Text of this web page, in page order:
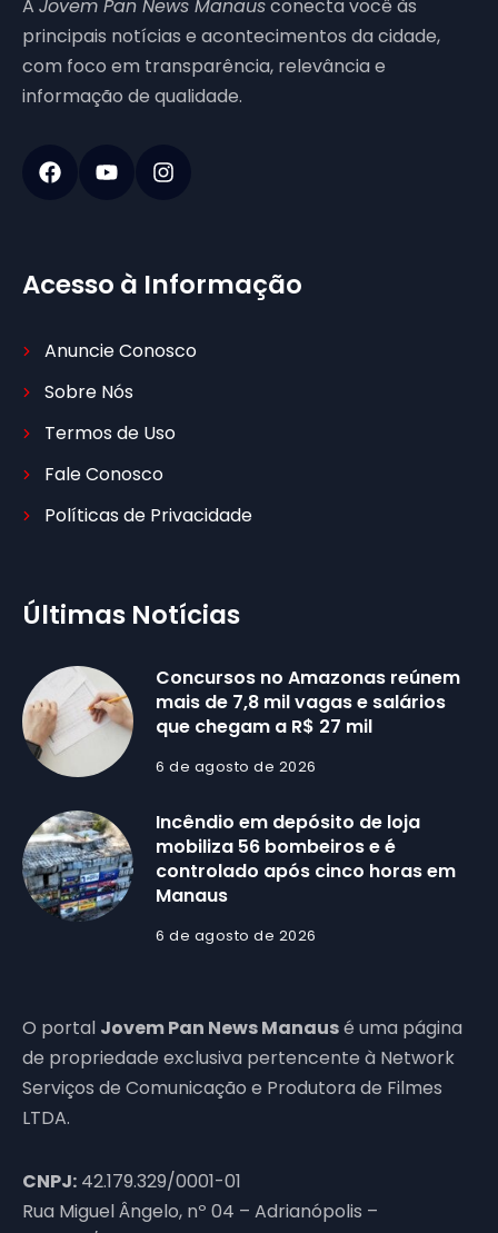
A Jovem Pan News Manausconecta você às
principais notícias e acontecimentos da cidade,
com foco em transparência, relevância e
informação de qualidade.
Acesso à Informação
Anuncie Conosco
Sobre Nós
Termos de Uso
Fale Conosco
Políticas de Privacidade
Últimas Notícias
Concursos no Amazonas reúnem
mais de 7,8 mil vagas e salários
que chegam a R$ 27 mil
6 de agosto de 2026
Incêndio em depósito de loja
mobiliza 56 bombeiros e é
controlado após cinco horas em
Manaus
6 de agosto de 2026
O portal Jovem Pan News Manausé uma página
de propriedade exclusiva pertencente à Network
Serviços de Comunicação e Produtora de Filmes
LTDA.
CNPJ: 42.179.329/0001-01
Rua Miguel Ângelo, nº 04 – Adrianópolis –